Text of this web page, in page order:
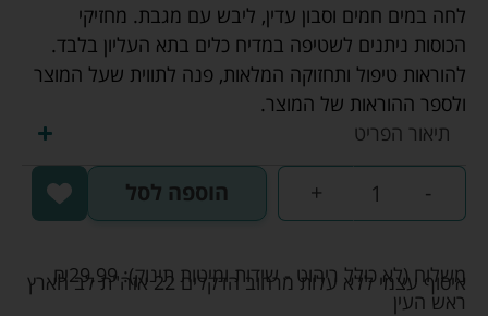
לחה במים חמים וסבון עדין, ליבש עם מגבת. מחזיקי
הכוסות ניתנים לשטיפה במדיח כלים בתא העליון בלבד.
להוראות טיפול ותחזוקה המלאות, פנה לתווית שעל המוצר
ולספר ההוראות של המוצר.
תיאור הפריט
-
+ הוספה לסל
משלוח (לא כולל ריהוט - שידות ומיטות תינוק): ₪29.99
איסוף עצמי ללא עלות מרחוב הדקלים 22 אזה"ת לב הארץ
ראש העין